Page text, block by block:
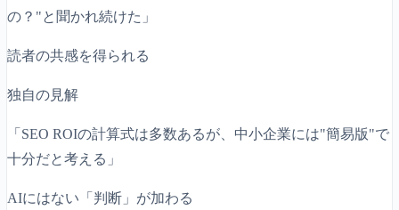
の？"と聞かれ続けた」
読者の共感を得られる
独自の見解
「SEO ROIの計算式は多数あるが、中小企業には"簡易版"で
十分だと考える」
AIにはない「判断」が加わる